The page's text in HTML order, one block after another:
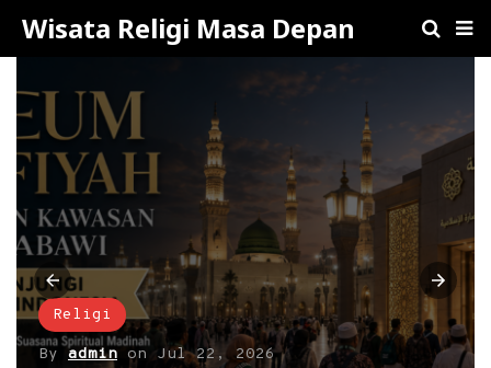
Wisata Religi Masa Depan
Religi
By admin on Jul 22, 2026